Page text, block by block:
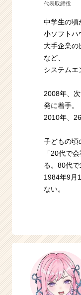
代表取締役
中学生の頃
小ソフトハ
大手企業の
など、
システムエ
2008年、
発に着手。
2010年、
子どもの頃
「20代で
る。80代で
1984年9月
ない。